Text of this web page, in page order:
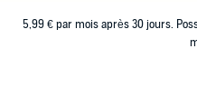
5,99 € par mois après 30 jours.